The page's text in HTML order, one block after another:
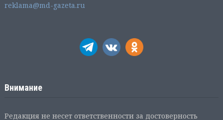
reklama@md-gazeta.ru
Внимание
Редакция не несет ответственности за достоверность